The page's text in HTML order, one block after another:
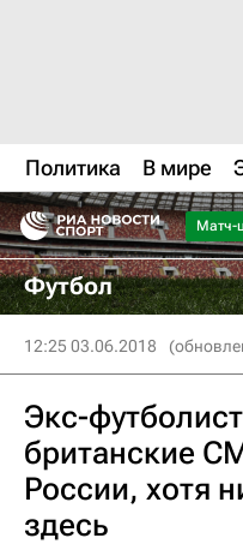
Политика В мире
Матч-
Футбол
12:25 03.06.2018
Экс-
британские
России, хотя
здесь